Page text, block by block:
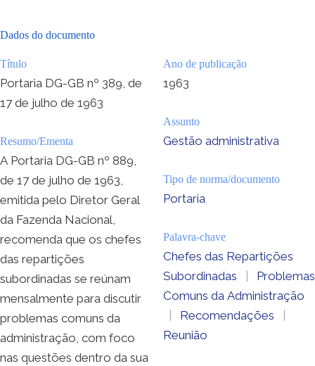
Dados do documento
Título
Portaria DG-GB nº 389, de
17 de julho de 1963
Resumo/Ementa
A Portaria DG-GB nº 889,
de 17 de julho de 1963,
emitida pelo Diretor Geral
da Fazenda Nacional,
recomenda que os chefes
das repartições
subordinadas se reúnam
mensalmente para discutir
problemas comuns da
administração, com foco
nas questões dentro da sua
Ano de publicação
1963
Assunto
Gestão administrativa
Tipo de norma/documento
Portaria
Palavra-chave
Chefes das Repartições
Subordinadas
|
Problemas
Comuns da Administração
|
Recomendações
|
Reunião